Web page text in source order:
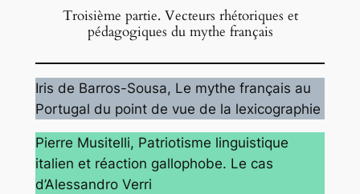
Troisième partie. Vecteurs rhétoriques et
pédagogiques du mythe français
Iris de Barros-Sousa, Le mythe français au
Portugal du point de vue de la lexicographie
Pierre Musitelli, Patriotisme linguistique
italien et réaction gallophobe. Le cas
d’Alessandro Verri